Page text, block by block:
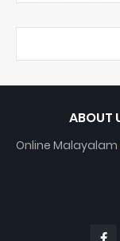
ABOUT
Online Malayalam